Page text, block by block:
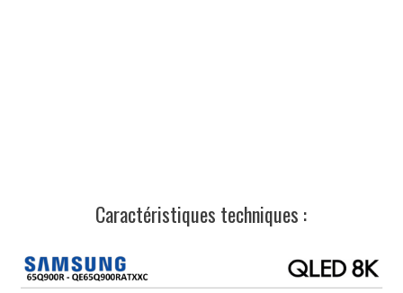
Caractéristiques techniques :